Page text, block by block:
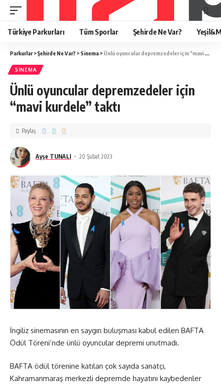
Türkiye Parkurları Tüm Sporlar Şehirde Ne Var?
Parkurlar>Şehirde Ne Var? > Sinema > Ünlü oyuncular depremzedeler için “mavi kurdele” taktı
SINEMA
Ünlü oyuncular depremzedeler için
“mavi kurdele” taktı
Ayşe TUNALI 20 Şubat 2023
Paylaş
İngiliz sinemasının en saygın buluşması kabul edilen BAFTA
Ödül Töreni’nde ünlü oyuncular depremi unutmadı.
BAFTA ödül törenine katılan çok sayıda sanatçı,
Kahramanmaraş merkezli depremde hayatını kaybedenler